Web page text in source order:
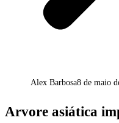
Alex Barbosa8 de maio
Arvore asiática